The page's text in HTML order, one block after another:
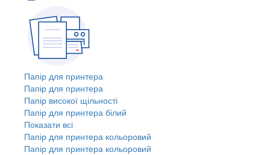
Папір для принтера
Папір для принтера
Папір високої щільності
Папір для принтера білий
Показати всі
Папір для принтера кольоровий
Папір для принтера кольоровий